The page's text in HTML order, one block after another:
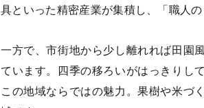
具といった精密産業が集積し、「職人
一方で、市街地から少し離れれば田園
ています。四季の移ろいがはっきりし
この地域ならではの魅力。果樹や米づ